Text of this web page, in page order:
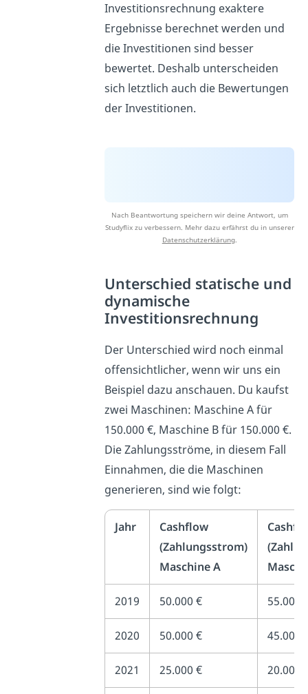
Investitionsrechnung exaktere
Ergebnisse berechnet werden und
die Investitionen sind besser
bewertet. Deshalb unterscheiden
sich letztlich auch die Bewertungen
der Investitionen.
Nach Beantwortung speichern wir deine Antwort, um
Studyflix zu verbessern. Mehr dazu erfährst du in unserer
Datenschutzerklärung.
Unterschied statische und
dynamische
Investitionsrechnung
Der Unterschied wird noch einmal
offensichtlicher, wenn wir uns ein
Beispiel dazu anschauen. Du kaufst
zwei Maschinen: Maschine A für
150.000 €, Maschine B für 150.000 €.
Die Zahlungsströme, in diesem Fall
Einnahmen, die die Maschinen
generieren, sind wie folgt:
Jahr
Cashflow
(Zahlungsstrom)
Maschine A
2019 50.000 € 55.000
2020 50.000 € 45.000
2021 25.000 € 20.000